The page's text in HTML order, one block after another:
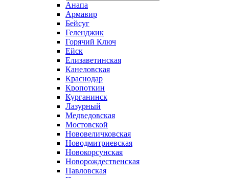
Анапа
Армавир
Бейсуг
Геленджик
Горячий Ключ
Ейск
Елизаветинская
Канеловская
Краснодар
Кропоткин
Курганинск
Лазурный
Медведовская
Мостовской
Нововеличковская
Новодмитриевская
Новокорсунская
Новорождественская
Павловская